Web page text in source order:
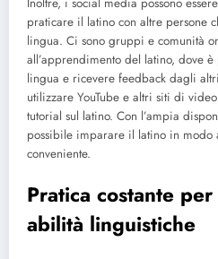
praticare il latino con altre persone
lingua. Ci sono gruppi e comunità
all’apprendimento del latino, dove
lingua e ricevere feedback dagli
utilizzare YouTube e altri siti di
tutorial sul latino. Con l’ampia
possibile imparare il latino in modo
conveniente.
Pratica costante
abilità linguistiche